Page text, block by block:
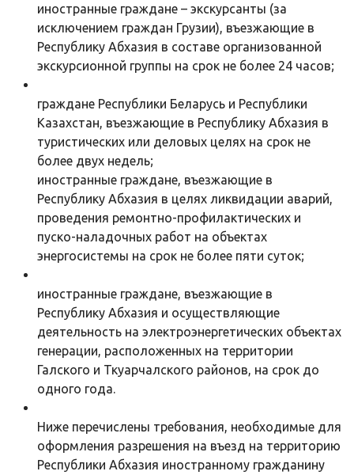
иностранные граждане – экскурсанты (за
исключением граждан Грузии), въезжающие в
Республику Абхазия в составе организованной
экскурсионной группы на срок не более 24 часов;
граждане Республики Беларусь и Республики
Казахстан, въезжающие в Республику Абхазия в
туристических или деловых целях на срок не
более двух недель;
иностранные граждане, въезжающие в
Республику Абхазия в целях ликвидации аварий,
проведения ремонтно-профилактических и
пуско-наладочных работ на объектах
энергосистемы на срок не более пяти суток;
иностранные граждане, въезжающие в
Республику Абхазия и осуществляющие
деятельность на электроэнергетических объектах
генерации, расположенных на территории
Галского и Ткуарчалского районов, на срок до
одного года.
Ниже перечислены требования, необходимые для
оформления разрешения на въезд на территорию
Республики Абхазия иностранному гражданину